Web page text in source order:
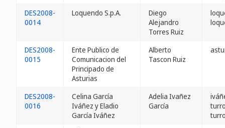
DES2008-
0014
Loquendo S.p.A.
Diego
Alejandro
Torres Ruiz
DES2008-
0015
Ente Publico de
Comunicacion del
Principado de
Asturias
Alberto
Tascon Ruiz
DES2008-
0016
Celina García
Iváñez y Eladio
García Iváñez
Adelia Ivañez
García